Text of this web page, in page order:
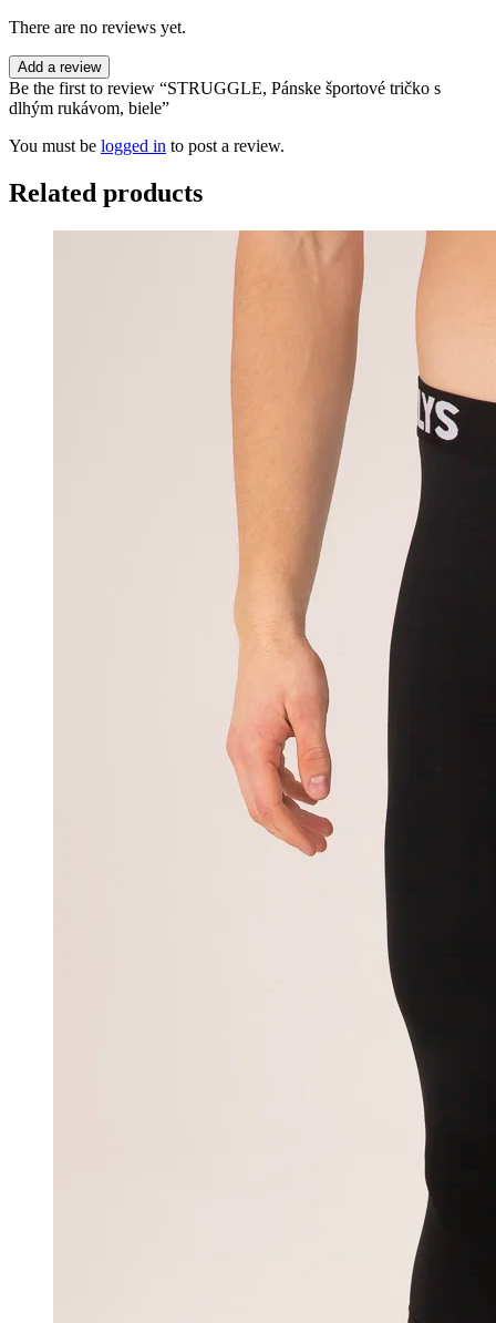
There are no reviews yet.
Add a review
Be the first to review “STRUGGLE, Pánske športové tričko s
dlhým rukávom, biele”
You must be logged in to post a review.
Related products